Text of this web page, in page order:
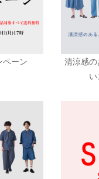
ペーン
清涼感